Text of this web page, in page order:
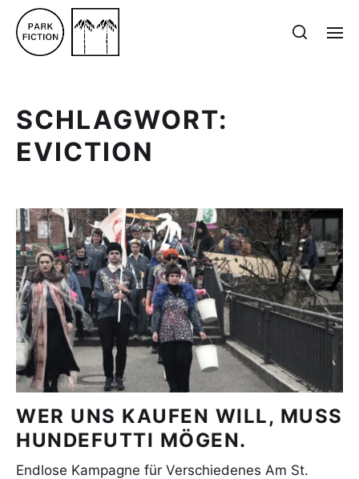
SCHLAGWORT:
EVICTION
WER UNS KAUFEN WILL, MUSS
HUNDEFUTTI MÖGEN.
Endlose Kampagne für Verschiedenes Am St.